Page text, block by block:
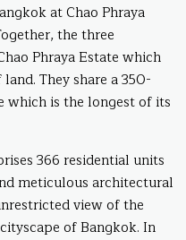
at Chao Phraya
the three
Phraya Estate which
They share a 350-
is the longest of its
366 residential units
meticulous architectural
view of the
of Bangkok. In